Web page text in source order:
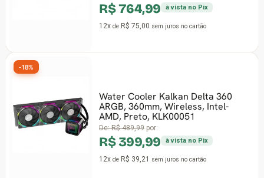
R$ 764,99 à vista no Pix
12xdeR$ 75,00sem juros no cartão
Water Cooler Kalkan Delta 360
ARGB, 360mm, Wireless, Intel-
AMD, Preto, KLK00051
De:R$ 489,99por:
R$ 399,99 à vista no Pix
12xdeR$ 39,21sem juros no cartão
-18%